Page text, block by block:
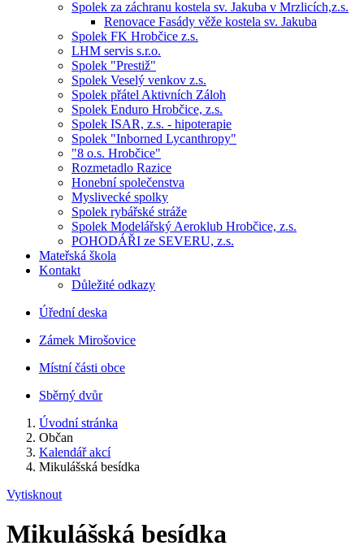
Spolek za záchranu kostela sv. Jakuba v Mrzlicích,z.s.
Renovace Fasády věže kostela sv. Jakuba
Spolek FK Hrobčice z.s.
LHM servis s.r.o.
Spolek "Prestiž"
Spolek Veselý venkov z.s.
Spolek přátel Aktivních Záloh
Spolek Enduro Hrobčice, z.s.
Spolek ISAR, z.s. - hipoterapie
Spolek "Inborned Lycanthropy"
"8 o.s. Hrobčice"
Rozmetadlo Razice
Honební společenstva
Myslivecké spolky
Spolek rybářské stráže
Spolek Modelářský Aeroklub Hrobčice, z.s.
POHODÁŘI ze SEVERU, z.s.
Mateřská škola
Kontakt
Důležité odkazy
Úřední deska
Zámek Mirošovice
Místní části obce
Sběrný dvůr
Úvodní stránka
Občan
Kalendář akcí
Mikulášská besídka
Vytisknout
Mikulášská besídka